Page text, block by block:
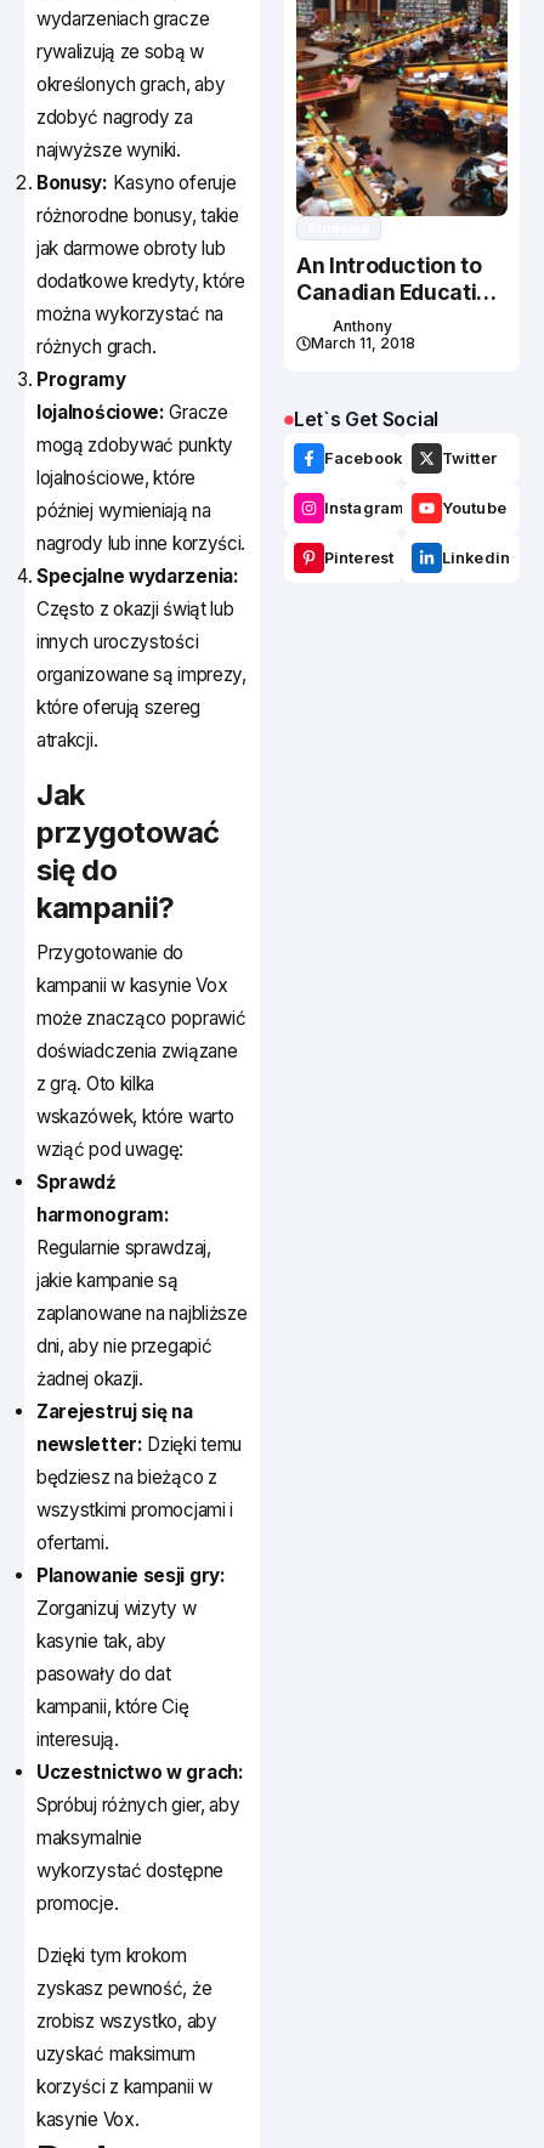
wydarzeniach gracze
rywalizują ze sobą w
określonych grach, aby
zdobyć nagrody za
najwyższe wyniki.
Bonusy: Kasyno oferuje
różnorodne bonusy, takie
jak darmowe obroty lub
dodatkowe kredyty, które
można wykorzystać na
różnych grach.
Programy
lojalnościowe: Gracze
mogą zdobywać punkty
lojalnościowe, które
później wymieniają na
nagrody lub inne korzyści.
Specjalne wydarzenia:
Często z okazji świąt lub
innych uroczystości
organizowane są imprezy,
które oferują szereg
atrakcji.
Jak
przygotować
się do
kampanii?
Przygotowanie do
kampanii w kasynie Vox
może znacząco poprawić
doświadczenia związane
z grą. Oto kilka
wskazówek, które warto
wziąć pod uwagę:
Sprawdź
harmonogram:
Regularnie sprawdzaj,
jakie kampanie są
zaplanowane na najbliższe
dni, aby nie przegapić
żadnej okazji.
Zarejestruj się na
newsletter: Dzięki temu
będziesz na bieżąco z
wszystkimi promocjami i
ofertami.
Planowanie sesji gry:
Zorganizuj wizyty w
kasynie tak, aby
pasowały do dat
kampanii, które Cię
interesują.
Uczestnictwo w grach:
Spróbuj różnych gier, aby
maksymalnie
wykorzystać dostępne
promocje.
Dzięki tym krokom
zyskasz pewność, że
zrobisz wszystko, aby
uzyskać maksimum
korzyści z kampanii w
kasynie Vox.
An Introduction to
Canadian Education
System
Anthony
March 11, 2018
Let`s Get Social
Facebook Twitter
Instagram Youtube
Pinterest Linkedin